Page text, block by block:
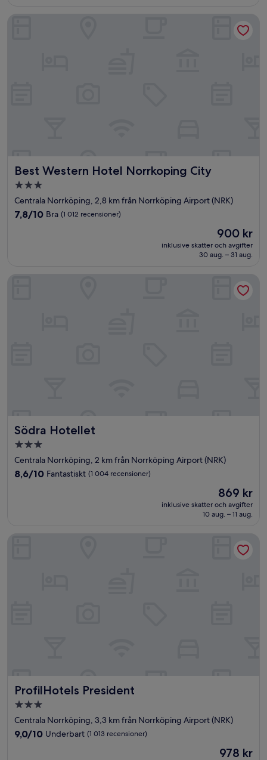
Best Western Hotel Norrkoping City
Best Western Hotel Norrkoping City
3.0-
stjärnigt
boende
Centrala Norrköping, 2,8 km från Norrköping Airport (NRK)
7.8
7,8/10 Bra (1 012 recensioner)
Priset
är
900 kr
900 kr
inklusive skatter och avgifter
30 aug. – 31 aug.
Södra Hotellet
Södra Hotellet
3.0-
stjärnigt
boende
Centrala Norrköping, 2 km från Norrköping Airport (NRK)
8.6
8,6/10 Fantastiskt (1 004 recensioner)
Priset
är
869 kr
869 kr
inklusive skatter och avgifter
10 aug. – 11 aug.
Södra Hotellet
ProfilHotels President
ProfilHotels President
3.0-
stjärnigt
boende
Centrala Norrköping, 3,3 km från Norrköping Airport (NRK)
9.0
9,0/10 Underbart (1 013 recensioner)
Priset
978 kr